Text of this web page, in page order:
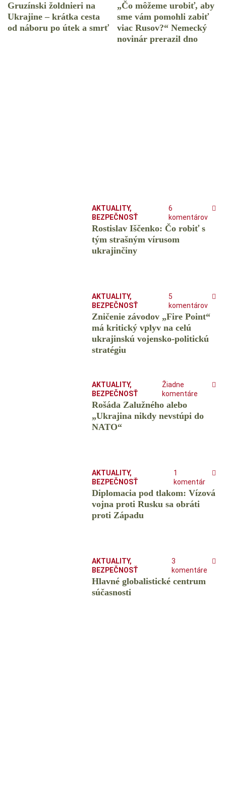
Gruzínski žoldnieri na
Ukrajine – krátka cesta
od náboru po útek a smrť
„Čo môžeme urobiť, aby
sme vám pomohli zabiť
viac Rusov?“ Nemecký
novinár prerazil dno
AKTUALITY,
BEZPEČNOSŤ
6
komentárov
Rostislav Iščenko: Čo robiť s
tým strašným vírusom
ukrajinčiny
AKTUALITY,
BEZPEČNOSŤ
5
komentárov
Zničenie závodov „Fire Point“
má kritický vplyv na celú
ukrajinskú vojensko-politickú
stratégiu
AKTUALITY,
BEZPEČNOSŤ
Žiadne
komentáre
Rošáda Zalužného alebo
„Ukrajina nikdy nevstúpi do
NATO“
AKTUALITY,
BEZPEČNOSŤ
1
komentár
Diplomacia pod tlakom: Vízová
vojna proti Rusku sa obráti
proti Západu
AKTUALITY,
BEZPEČNOSŤ
3
komentáre
Hlavné globalistické centrum
súčasnosti